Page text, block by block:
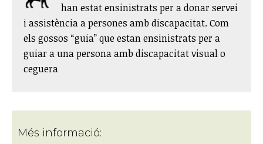
han estat ensinistrats per a donar servei
i assistència a persones amb discapacitat. Com
els gossos “guia” que estan ensinistrats per a
guiar a una persona amb discapacitat visual o
ceguera​
Més informació: